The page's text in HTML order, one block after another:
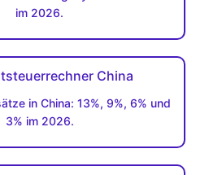
im 2026.
China
in China: 13%, 9%, 6% und
3% im 2026.